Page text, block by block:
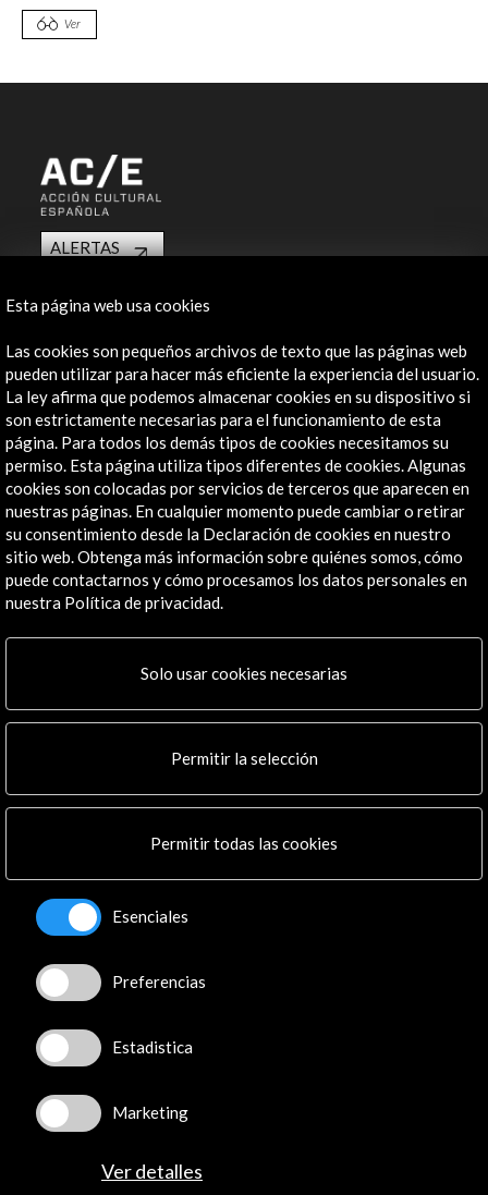
Ver
ALERTAS
Contacta
info@accioncultural.es
+34 91 700 4000
José Abascal, 4 - 4º
28003 Madrid, España
Canales de contacto
Explora
Institucional
Programa PICE
Residencias
Multimedia
Boletín digital
Logo y crédito a AC/E
Conecta
X (Twitter)
Instagram
LinkedIn
Youtube
Spotify
Flickr
TikTok
Esta página web usa cookies
Las cookies son pequeños archivos de texto que las páginas web
pueden utilizar para hacer más eficiente la experiencia del usuario.
La ley afirma que podemos almacenar cookies en su dispositivo si
son estrictamente necesarias para el funcionamiento de esta
página. Para todos los demás tipos de cookies necesitamos su
permiso. Esta página utiliza tipos diferentes de cookies. Algunas
cookies son colocadas por servicios de terceros que aparecen en
nuestras páginas. En cualquier momento puede cambiar o retirar
su consentimiento desde la Declaración de cookies en nuestro
sitio web. Obtenga más información sobre quiénes somos, cómo
puede contactarnos y cómo procesamos los datos personales en
nuestra Política de privacidad.
Solo usar cookies necesarias
Permitir la selección
Permitir todas las cookies
Esenciales
Preferencias
Estadistica
Marketing
Ver detalles